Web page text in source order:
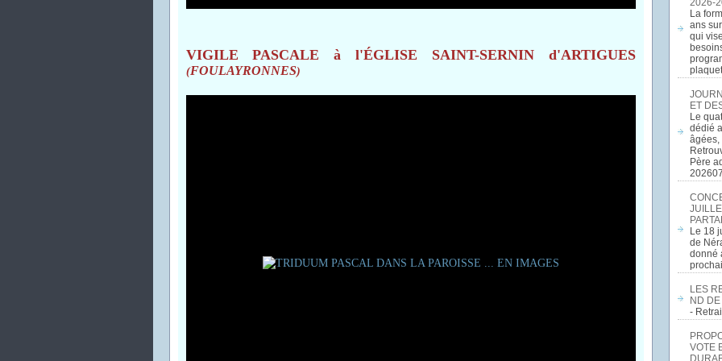
VIGILE PASCALE à l'ÉGLISE SAINT-SERNIN d'ARTIGUES
(FOULAYRONNES)
2026-
La
ans
qui
ET
Le
dédié
âgées,
Père
Le 18
de
donné
LES
ND
-
VOTE